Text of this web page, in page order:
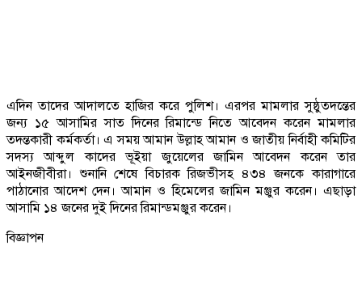
এদিন তাদের আদালতে হাজির করে পুলিশ। এরপর মামলার সুষ্ঠুতদন্তের
জন্য ১৫ আসামির সাত দিনের রিমান্ডে নিতে আবেদন করেন মামলার
তদন্তকারী কর্মকর্তা। এ সময় আমান উল্লাহ আমান ও জাতীয় নির্বাহী কমিটির
সদস্য আব্দুল কাদের ভূইয়া জুয়েলের জামিন আবেদন করেন তার
আইনজীবীরা। শুনানি শেষে বিচারক রিজভীসহ ৪৩৪ জনকে কারাগারে
পাঠানোর আদেশ দেন। আমান ও হিমেলের জামিন মঞ্জুর করেন। এছাড়া
আসামি ১৪ জনের দুই দিনের রিমান্ডমঞ্জুর করেন।
বিজ্ঞাপন